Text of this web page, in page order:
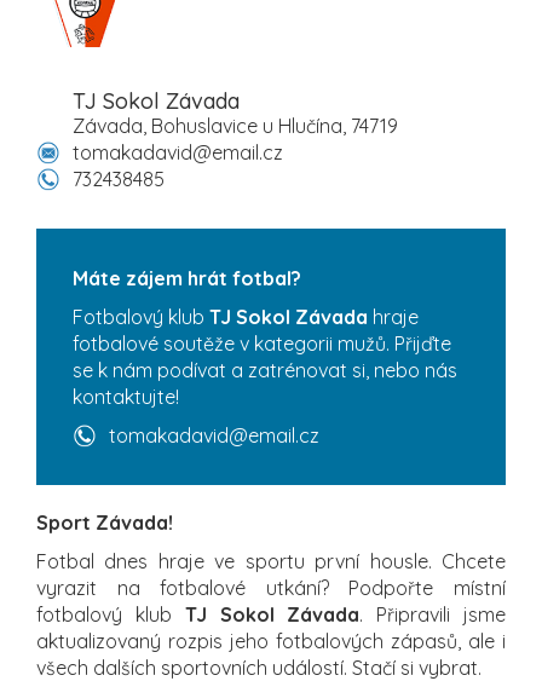
TJ Sokol Závada
Závada, Bohuslavice u Hlučína, 74719
tomakadavid@email.cz
732438485
Máte zájem hrát fotbal?
Fotbalový klub TJ Sokol Závada hraje
fotbalové soutěže v kategorii mužů. Přijďte
se k nám podívat a zatrénovat si, nebo nás
kontaktujte!
tomakadavid@email.cz
Sport Závada!
Fotbal dnes hraje ve sportu první housle. Chcete
vyrazit na fotbalové utkání? Podpořte místní
fotbalový klub TJ Sokol Závada. Připravili jsme
aktualizovaný rozpis jeho fotbalových zápasů, ale i
všech dalších sportovních událostí. Stačí si vybrat.